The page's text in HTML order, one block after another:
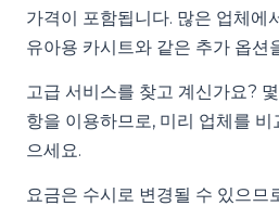
가격이 포함됩니다. 많은 업체에
유아용 카시트와 같은 추가 옵션
고급 서비스를 찾고 계신가요?
항을 이용하므로, 미리 업체를
으세요.
요금은 수시로 변경될 수 있으므